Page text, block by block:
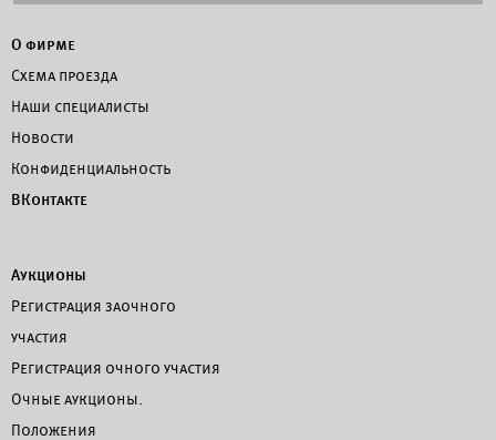
О фирме
Схема проезда
Наши специалисты
Новости
Конфиденциальность
ВКонтакте
Аукционы
Регистрация заочного
участия
Регистрация очного участия
Очные аукционы.
Положения